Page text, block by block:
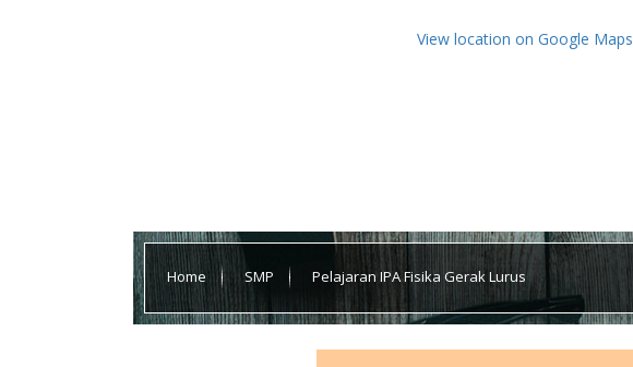
View location on Google Maps
Home SMP Pelajaran IPA Fisika Gerak Lurus